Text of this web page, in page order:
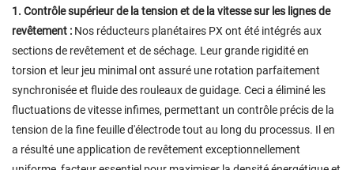
1. Contrôle supérieur de la tension et de la vitesse sur les lignes de
revêtement : Nos réducteurs planétaires PX ont été intégrés aux
sections de revêtement et de séchage. Leur grande rigidité en
torsion et leur jeu minimal ont assuré une rotation parfaitement
synchronisée et fluide des rouleaux de guidage. Ceci a éliminé les
fluctuations de vitesse infimes, permettant un contrôle précis de la
tension de la fine feuille d'électrode tout au long du processus. Il en
a résulté une application de revêtement exceptionnellement